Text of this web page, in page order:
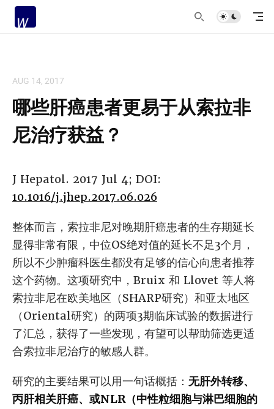
AUG 14, 2017
哪些肝癌患者更易于从索拉非
尼治疗获益？
J Hepatol. 2017 Jul 4; DOI:
10.1016/j.jhep.2017.06.026
整体而言，索拉非尼对晚期肝癌患者的生存期延长
显得非常有限，中位OS绝对值的延长不足3个月，
所以不少肿瘤科医生都没有足够的信心向患者推荐
这个药物。这项研究中，Bruix 和 Llovet 等人将
索拉非尼在欧美地区（SHARP研究）和亚太地区
（Oriental研究）的两项3期临床试验的数据进行
了汇总，获得了一些发现，有望可以帮助筛选更适
合索拉非尼治疗的敏感人群。
研究的主要结果可以用一句话概括： 无肝外转移、
丙肝相关肝癌、或NLR（中性粒细胞与淋巴细胞的